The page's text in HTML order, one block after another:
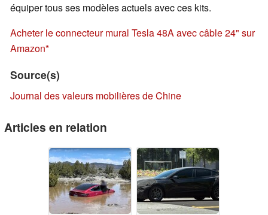
équiper tous ses modèles actuels avec ces kits.
Acheter le connecteur mural Tesla 48A avec câble 24" sur
Amazon
Source(s)
Journal des valeurs mobilières de Chine
Articles en relation